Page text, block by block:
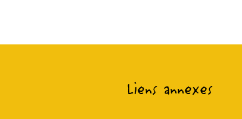
6,00 €.3,00 €.
Liens annexes